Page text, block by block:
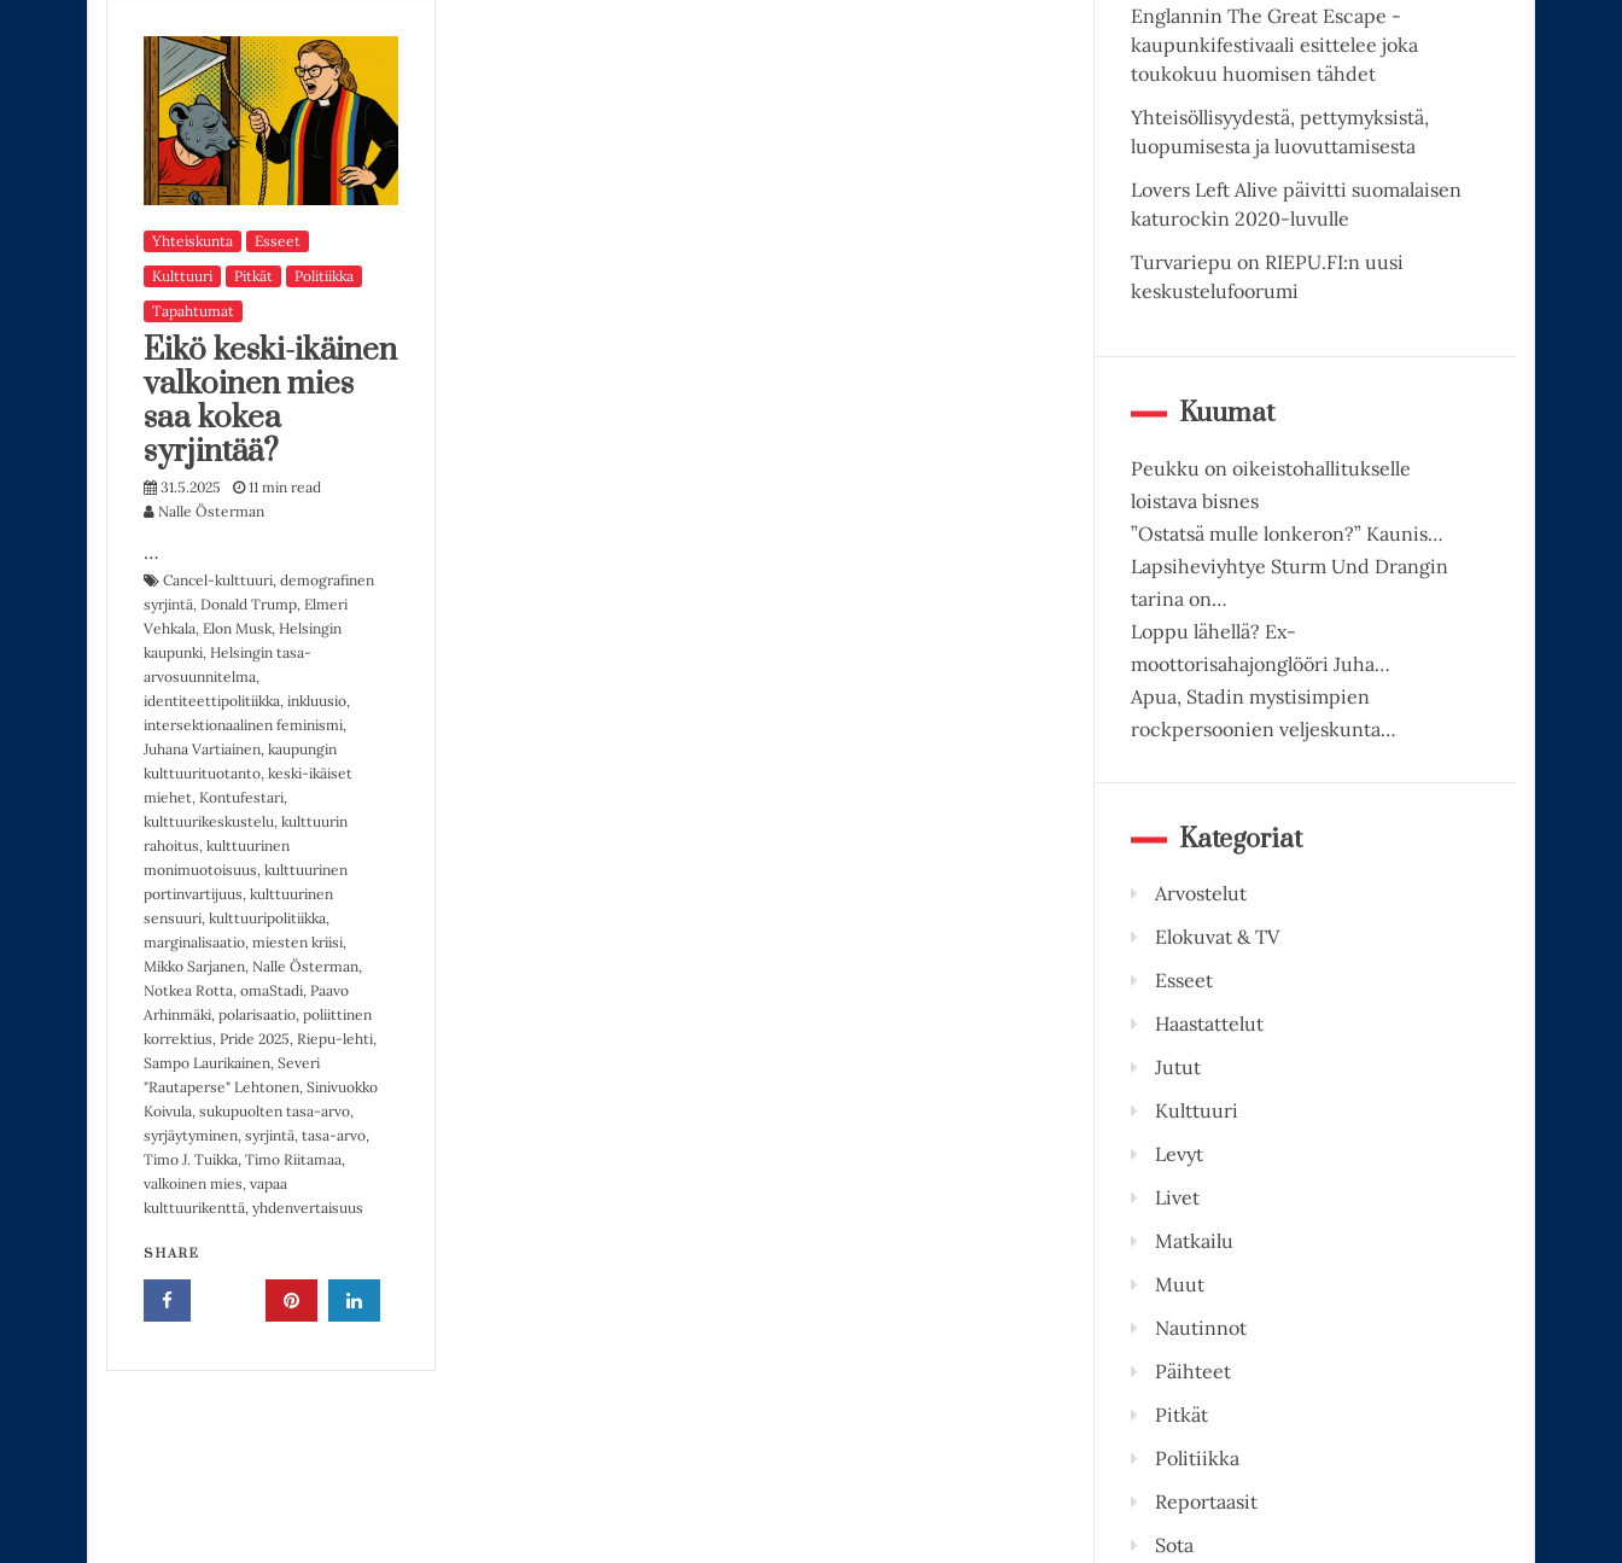
Yhteiskunta
Esseet
Kulttuuri
Pitkät
Politiikka
Tapahtumat
Eikö keski-ikäinen
valkoinen mies
saa kokea
syrjintää?
31.5.2025
11 min read
Nalle Österman
…
Cancel-kulttuuri, demografinen
syrjintä, Donald Trump, Elmeri
Vehkala, Elon Musk, Helsingin
kaupunki, Helsingin tasa-
arvosuunnitelma,
identiteettipolitiikka, inkluusio,
intersektionaalinen feminismi,
Juhana Vartiainen, kaupungin
kulttuurituotanto, keski-ikäiset
miehet, Kontufestari,
kulttuurikeskustelu, kulttuurin
rahoitus, kulttuurinen
monimuotoisuus, kulttuurinen
portinvartijuus, kulttuurinen
sensuuri, kulttuuripolitiikka,
marginalisaatio, miesten kriisi,
Mikko Sarjanen, Nalle Österman,
Notkea Rotta, omaStadi, Paavo
Arhinmäki, polarisaatio, poliittinen
korrektius, Pride 2025, Riepu-lehti,
Sampo Laurikainen, Severi
"Rautaperse" Lehtonen, Sinivuokko
Koivula, sukupuolten tasa-arvo,
syrjäytyminen, syrjintä, tasa-arvo,
Timo J. Tuikka, Timo Riitamaa,
valkoinen mies, vapaa
kulttuurikenttä, yhdenvertaisuus
SHARE
Englannin The Great Escape -
kaupunkifestivaali esittelee joka
toukokuu huomisen tähdet
Yhteisöllisyydestä, pettymyksistä,
luopumisesta ja luovuttamisesta
Lovers Left Alive päivitti suomalaisen
katurockin 2020-luvulle
Turvariepu on RIEPU.FI:n uusi
keskustelufoorumi
Kuumat
Peukku on oikeistohallitukselle
loistava bisnes
”Ostatsä mulle lonkeron?” Kaunis…
Lapsiheviyhtye Sturm Und Drangin
tarina on…
Loppu lähellä? Ex-
moottorisahajonglööri Juha…
Apua, Stadin mystisimpien
rockpersoonien veljeskunta…
Kategoriat
Arvostelut
Elokuvat & TV
Esseet
Haastattelut
Jutut
Kulttuuri
Levyt
Livet
Matkailu
Muut
Nautinnot
Päihteet
Pitkät
Politiikka
Reportaasit
Sota